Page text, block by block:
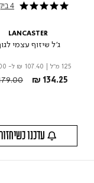
5.0 star rating 4 ביקורות
LANCASTER
ג'ל שיזוף עצמי
125 מ"ל ₪ 107.40 ל- 100 מ"ל
₪ 134.25
reduced from
to